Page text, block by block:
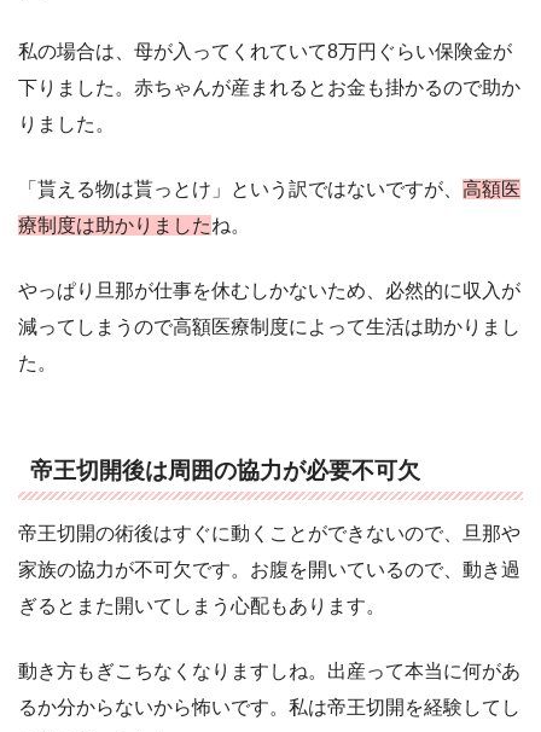
私の場合は、母が入ってくれていて8万円ぐらい保険金が
下りました。赤ちゃんが産まれるとお金も掛かるので助か
りました。
「貰える物は貰っとけ」という訳ではないですが、 高額医
療制度は助かりましたね。
やっぱり旦那が仕事を休むしかないため、必然的に収入が
減ってしまうので高額医療制度によって生活は助かりまし
た。
帝王切開後は周囲の協力が必要不可欠
帝王切開の術後はすぐに動くことができないので、旦那や
家族の協力が不可欠です。お腹を開いているので、動き過
ぎるとまた開いてしまう心配もあります。
動き方もぎこちなくなりますしね。出産って本当に何があ
るか分からないから怖いです。私は帝王切開を経験してし